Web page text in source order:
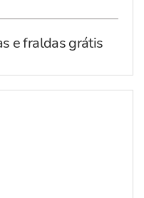
e fraldas grátis